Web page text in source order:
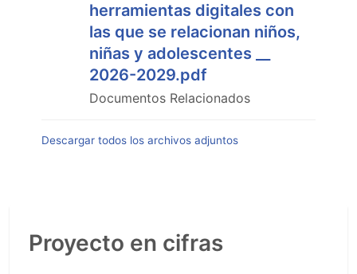
herramientas digitales con
las que se relacionan niños,
niñas y adolescentes __
2026-2029.pdf
Documentos Relacionados
Descargar todos los archivos adjuntos
Proyecto en cifras